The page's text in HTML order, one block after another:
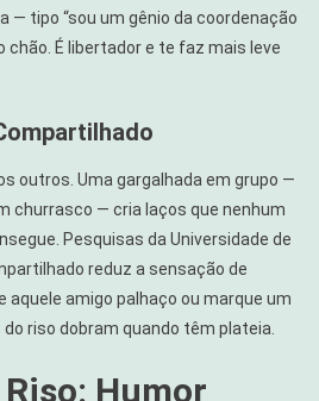
— tipo “sou um gênio da coordenação
chão. É libertador e te faz mais leve
outros. Uma gargalhada em grupo —
churrasco — cria laços que nenhum
Pesquisas da Universidade de
reduz a sensação de
aquele amigo palhaço ou marque um
riso dobram quando têm plateia.
Humor